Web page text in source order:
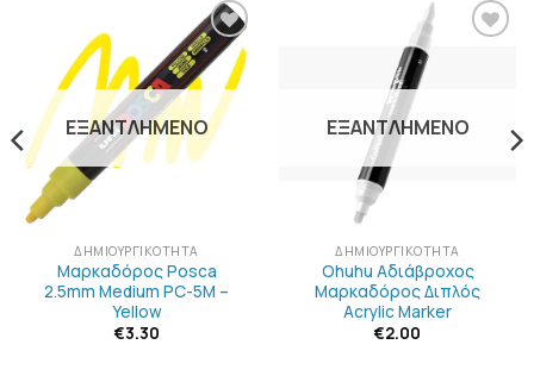
ΠΡΟΣΘΉΚΗ
ΣΤΗΝ
ΛΊΣΤΑ
ΕΠΙΘΥΜΙΏΝ
ΕΞΑΝΤΛΗΜΈΝΟ
ΔΗΜΙΟΥΡΓΙΚΌΤΗΤΑ
Μαρκαδόρος Posca
2.5mm Medium PC-5M –
Yellow
€3.30
ΠΡΟΣΘΉΚΗ
ΕΞΑΝΤΛΗΜΈΝΟ
ΔΗΜΙΟΥΡΓΙΚΌΤΗΤΑ
Ohuhu Αδιάβροχος
Μαρκαδόρος Διπλός
Acrylic Marker
€2.00